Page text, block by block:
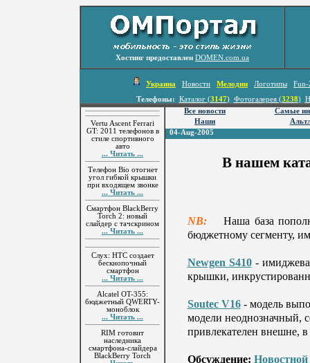
Хостинг предоставлен DOMEN.com.ua
Украина Новости Мелодии Логотипы
Fun-
Телефоны:
Каталог (3147) Фотогалерея (3238)
Vertu Ascent Ferrari
GT: 2011 телефонов в
стиле спортивного
авто
... Читать ...
Телефон Bio отогнет
угол гибкой крышки
при входящем звонке
... Читать ...
Смартфон BlackBerry
Torch 2: новый
слайдер с тачскрином
... Читать ...
Слух: HTC создает
бескнопочный
смартфон
... Читать ...
Alcatel OT-355:
бюджетный QWERTY-
моноблок
... Читать ...
RIM готовит
наследника
смартфона-слайдера
BlackBerry Torch
Все новости
Самые
Наши
04-Aug-2005
В нашем
NB:
Наша база
бюджетному сегменту,
Newgen S410-
крышки,
Soutec V16- модель
модели неоднозначный,
привлекателен внешне,
Обсуждение: